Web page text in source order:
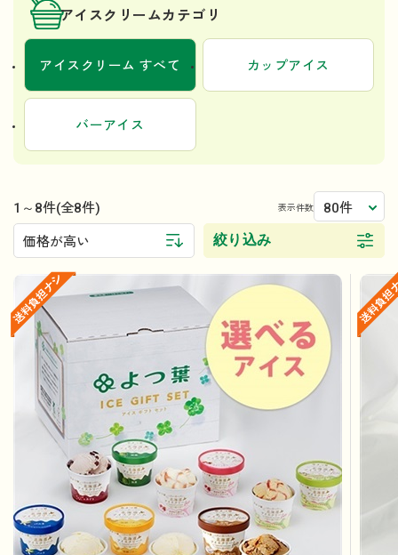
アイスクリームカテゴリ
アイスクリーム すべて カップアイス
バーアイス
1～8件(全8件) 表示件数 80件
価格が高い 絞り込み